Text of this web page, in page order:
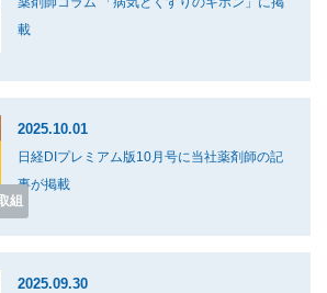
載
2025.10.01
日経DIプレミアム版10月号に当社薬剤師の記
事が掲載
組
2025.09.30